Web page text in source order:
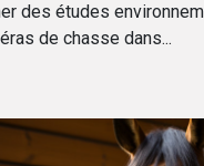
des études
de chasse dans...